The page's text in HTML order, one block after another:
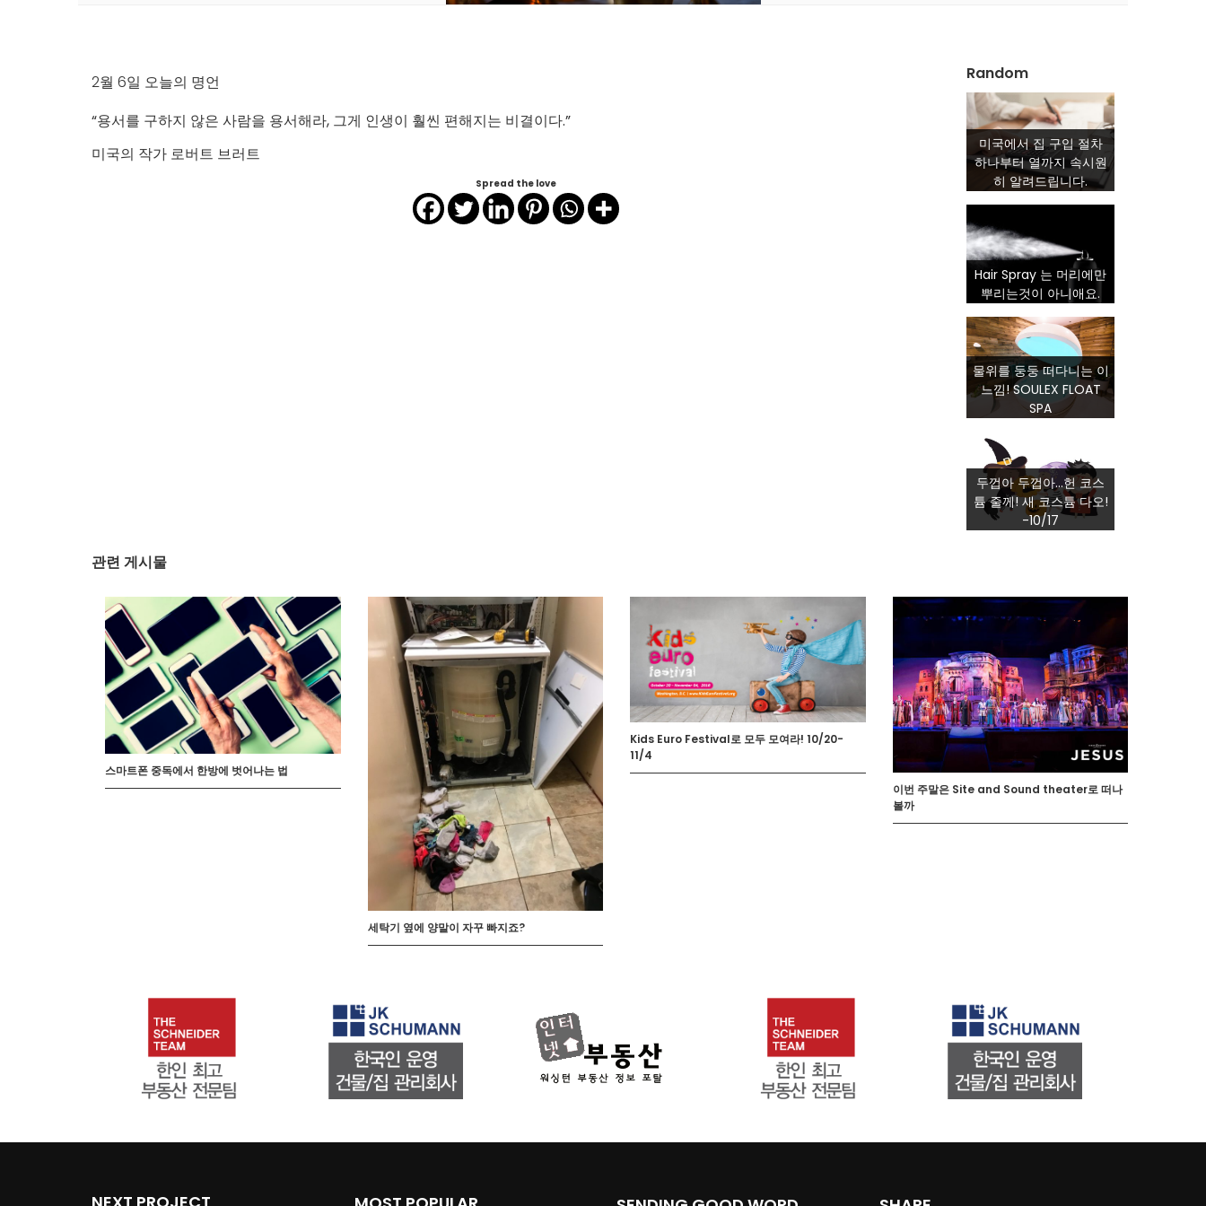
2월 6일 오늘의 명언
“용서를 구하지 않은 사람을 용서해라, 그게 인생이 훨씬 편해지는 비결이다.”
미국의 작가 로버트 브러트
Spread the love
Random
미국에서 집 구입 절차
하나부터 열까지 속시원
히 알려드립니다.
Hair Spray 는 머리에만
뿌리는것이 아니애요.
물위를 둥둥 떠다니는 이
느낌! SOULEX FLOAT
SPA
두껍아 두껍아…헌 코스
튬 줄께! 새 코스튬 다오!
-10/17
관련 게시물
스마트폰 중독에서 한방에 벗어나는 법
세탁기 옆에 양말이 자꾸 빠지죠?
Kids Euro Festival로 모두 모여라! 10/20-
11/4
이번 주말은 Site and Sound theater로 떠나
볼까